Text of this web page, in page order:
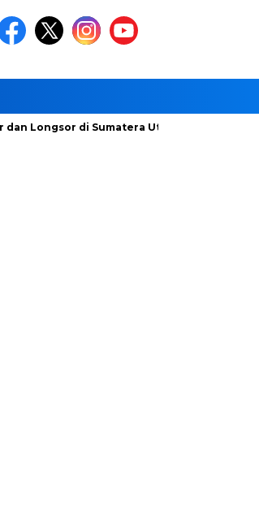
di Sumatera Utara Dipercepat